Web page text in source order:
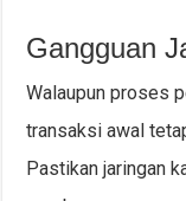
Gangguan
Walaupun proses
transaksi awal
Pastikan jaringan